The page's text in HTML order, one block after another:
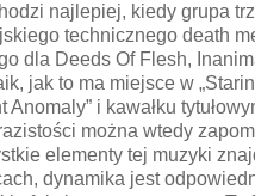
najlepiej, kiedy grupa
technicznego death
dla Deeds Of Flesh,
jak to ma miejsce w
Anomaly” i kawałku
można wtedy
elementy tej muzyki
dynamika jest